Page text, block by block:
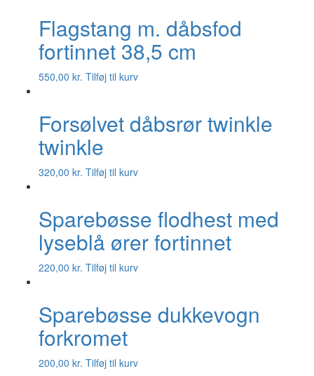
Flagstang m. dåbsfod
fortinnet 38,5 cm
550,00 kr. Tilføj til kurv
Forsølvet dåbsrør twinkle
twinkle
320,00 kr. Tilføj til kurv
Sparebøsse flodhest med
lyseblå ører fortinnet
220,00 kr. Tilføj til kurv
Sparebøsse dukkevogn
forkromet
200,00 kr. Tilføj til kurv